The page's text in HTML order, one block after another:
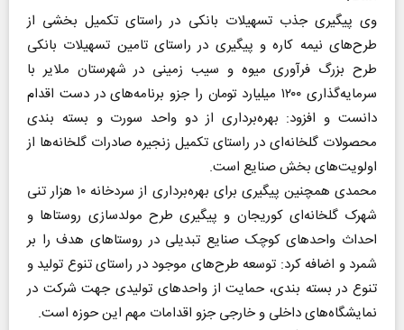
وی پیگیری جذب تسهیلات بانکی در راستای تکمیل بخشی از
طرح‌های نیمه کاره و پیگیری در راستای تامین تسهیلات بانکی
طرح بزرگ فرآوری میوه و سیب زمینی در شهرستان ملایر با
سرمایه‌گذاری ۱۲۰۰ میلیارد تومان را جزو برنامه‌های در دست اقدام
دانست و افزود: بهره‌برداری از دو واحد سورت و بسته بندی
محصولات گلخانه‌ای در راستای تکمیل زنجیره صادرات گلخانه‌ها از
اولویت‌های بخش صنایع است.
محمدی همچنین پیگیری برای بهره‌برداری از سردخانه ۱۰ هزار تنی
شهرک گلخانه‌ای کوریجان و پیگیری طرح مولدسازی روستاها و
احداث واحدهای کوچک صنایع تبدیلی در روستاهای هدف را بر
شمرد و اضافه کرد: توسعه طرح‌های موجود در راستای تنوع تولید و
تنوع در بسته بندی، حمایت از واحدهای تولیدی جهت شرکت در
نمایشگاه‌های داخلی و خارجی جزو اقدامات مهم این حوزه است.